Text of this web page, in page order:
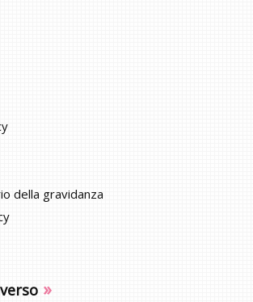
della gravidanza
»